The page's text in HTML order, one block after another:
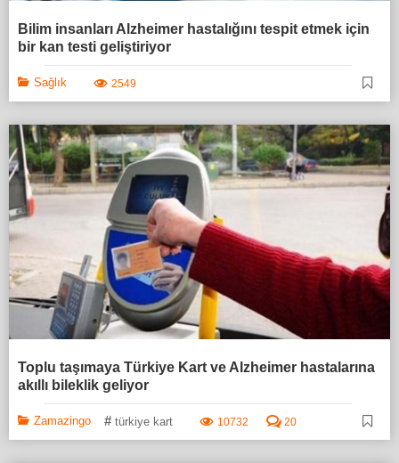
Bilim insanları Alzheimer hastalığını tespit etmek için
bir kan testi geliştiriyor
Sağlık 2549
Toplu taşımaya Türkiye Kart ve Alzheimer hastalarına
akıllı bileklik geliyor
Zamazingo # türkiye kart 10732 20